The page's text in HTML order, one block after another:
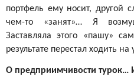
портфель ему носит, другой
чем-то «занят»… Я
Заставляла этого «пашу»
результате перестал ходить на
О предприимчивости турок…